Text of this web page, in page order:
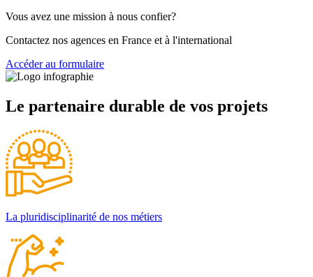
Vous avez une mission à nous confier?
Contactez nos agences en France et à l'international
Accéder au formulaire
Le partenaire durable de vos projets
La pluridisciplinarité de nos métiers